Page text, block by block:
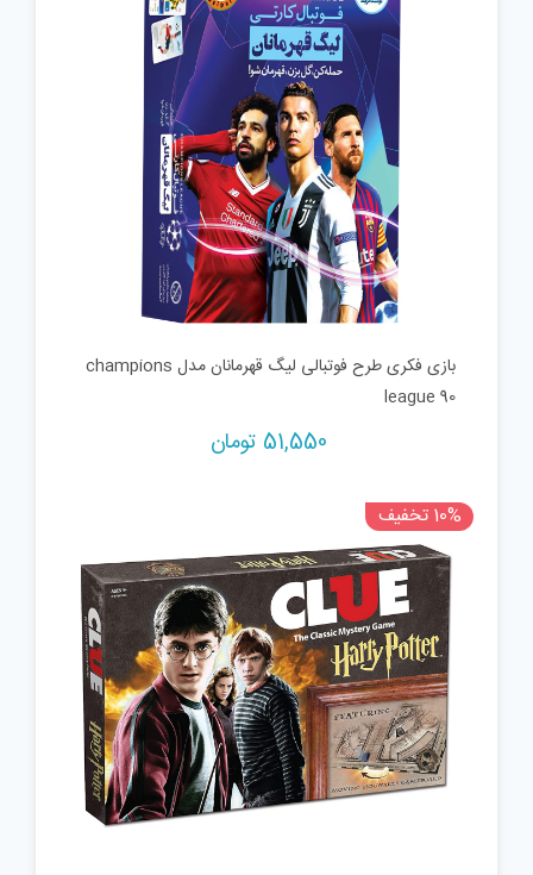
بازی فکری طرح فوتبالی لیگ قهرمانان مدل champions
league 90
51,550 تومان
10% تخفیف